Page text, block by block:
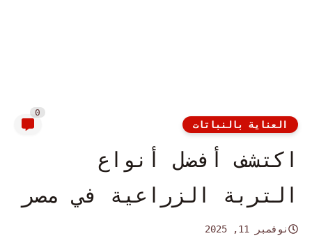
العناية بالنباتات
0
اكتشف أفضل أنواع
التربة الزراعية في مصر
نوفمبر 11, 2025